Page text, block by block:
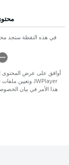
محتوى
في هذه النقطة ستجد محتوى
على عرض المحتوى
JWPlayer وتعيين ملفات
الأمر في بيان الخصوصية